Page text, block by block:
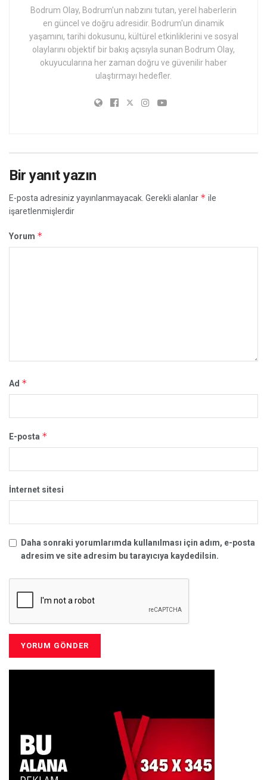
Bodrum Olay, Bodrum'un nabzını tutan, yerel haberlerin
en güncel ve doğru adresidir. Bodrum'un dinamik
yaşamını, tarihi dokusunu, kültürel etkinliklerini ve sosyal
olaylarını objektif bir bakış açısıyla sunan Bodrum Olay,
okuyucularına her zaman doğru ve güvenilir haber
ulaştırmayı hedefler.
Bir yanıt yazın
E-posta adresiniz yayınlanmayacak. Gerekli alanlar * ile
işaretlenmişlerdir
Yorum *
Ad *
E-posta *
İnternet sitesi
Daha sonraki yorumlarımda kullanılması için adım, e-posta
adresim ve site adresim bu tarayıcıya kaydedilsin.